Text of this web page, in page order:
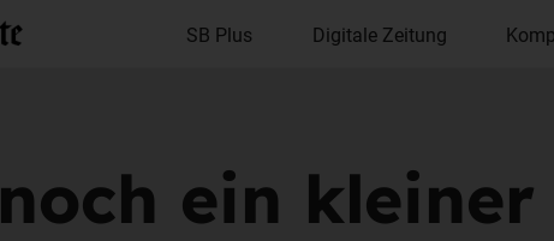
SB Plus Digitale Zeitung
ein